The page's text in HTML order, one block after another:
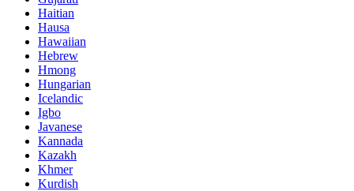
Haitian
Hausa
Hawaiian
Hebrew
Hmong
Hungarian
Icelandic
Igbo
Javanese
Kannada
Kazakh
Khmer
Kurdish